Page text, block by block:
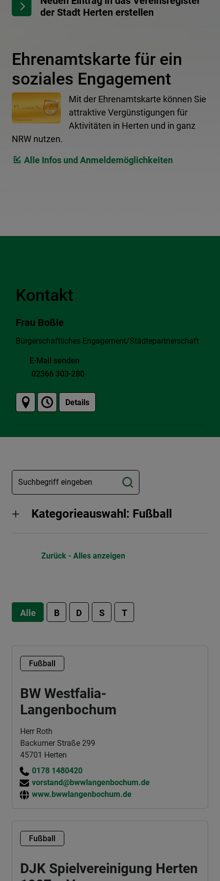
der Stadt Herten erstellen
Ehrenamtskarte für ein
soziales Engagement
Mit der Ehrenamtskarte können Sie
attraktive Vergünstigungen für
Aktivitäten in Herten und in ganz
NRW nutzen.
Alle Infos und Anmeldemöglichkeiten
Kontakt
Frau Boßle
Bürgerschaftliches Engagement/Städtepartnerschaft
E-Mail senden
02366 303-280
Details
Kategorieauswahl: Fußball
Zurück - Alles anzeigen
Alle B D S T
Fußball
BW Westfalia-
Langenbochum
Herr Roth
Backumer Straße 299
45701 Herten
0178 1480420
vorstand@bwwlangenbochum.de
www.bwwlangenbochum.de
Fußball
DJK Spielvereinigung Herten